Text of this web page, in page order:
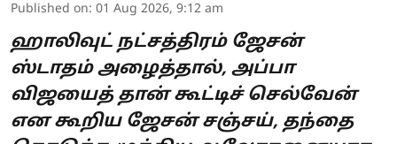
Published on: 01 Aug 2026, 9:12 am
ஹாலிவுட் நட்சத்திரம் ஜேசன்
ஸ்டாதம் அழைத்தால், அப்பா
விஜயைத் தான் கூட்டிச் செல்வேன்
என கூறிய ஜேசன் சஞ்சய், தந்தை